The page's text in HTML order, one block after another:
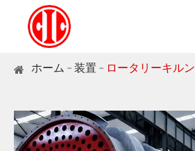
ホーム 装置 ロータリーキルン